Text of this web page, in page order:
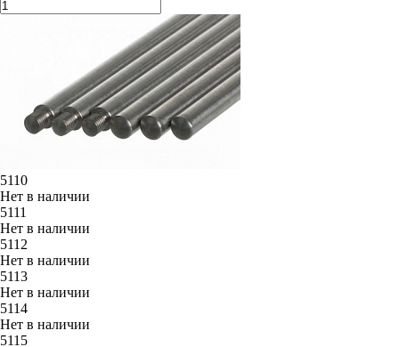
5110
Нет в наличии
5111
Нет в наличии
5112
Нет в наличии
5113
Нет в наличии
5114
Нет в наличии
5115